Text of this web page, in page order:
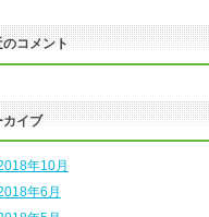
のコメント
カイブ
年10月
年6月